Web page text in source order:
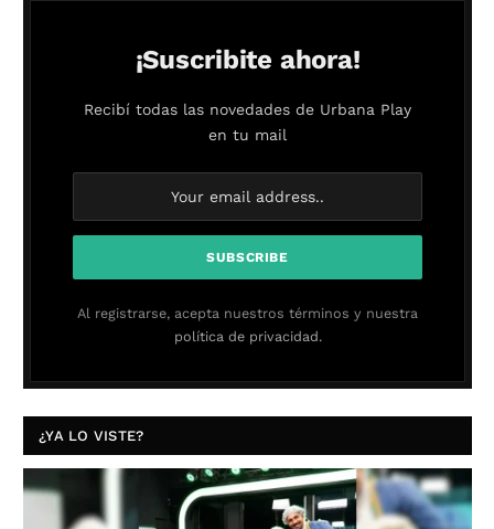
¡Suscribite ahora!
Recibí todas las novedades de Urbana Play
en tu mail
Al registrarse, acepta nuestros términos y nuestra
política de privacidad.
¿YA LO VISTE?